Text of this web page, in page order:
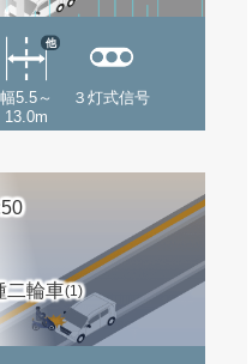
幅5.5～
13.0m
他
３灯式信号
二輪車(1)